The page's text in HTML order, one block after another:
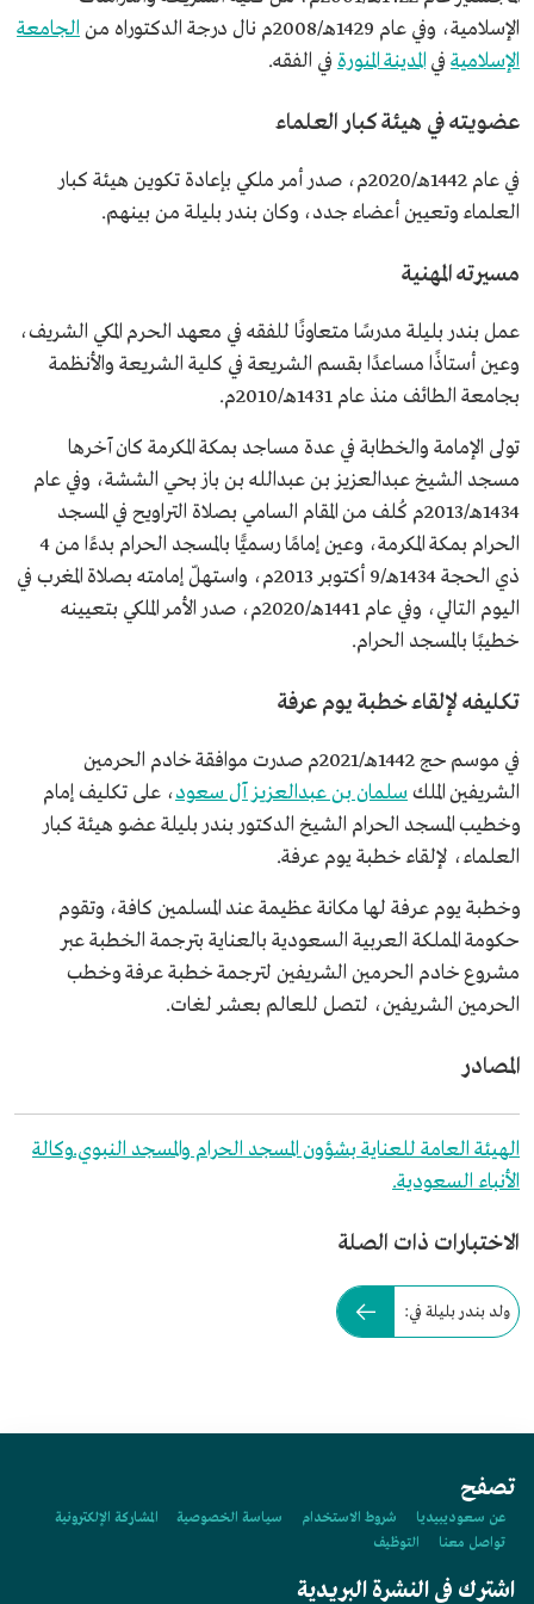
أم القرى.
دكتوراه في الفقه من الجامعة الإسلامية.
الإسلامية، وفي عام 1429هـ/2008م نال درجة الدكتوراه من
الجامعة
الإسلامية في المدينة المنورة في الفقه.
عضويته في هيئة كبار العلماء
في عام 1442هـ/2020م، صدر أمر ملكي بإعادة تكوين هيئة كبار
العلماء وتعيين أعضاء جدد، وكان بندر بليلة من بينهم.
مسيرته المهنية
عمل بندر بليلة مدرسًا متعاونًا للفقه في معهد الحرم المكي الشريف،
وعين أستاذًا مساعدًا بقسم الشريعة في كلية الشريعة والأنظمة
بجامعة الطائف منذ عام 1431هـ/2010م.
تولى الإمامة والخطابة في عدة مساجد بمكة المكرمة كان آخرها
مسجد الشيخ عبدالعزيز بن عبدالله بن باز بحي الششة، وفي عام
1434هـ/2013م كُلف من المقام السامي بصلاة التراويح في المسجد
الحرام بمكة المكرمة، وعين إمامًا رسميًّا بالمسجد الحرام بدءًا من 4
ذي الحجة 1434هـ/9 أكتوبر 2013م، واستهلّ إمامته بصلاة المغرب في
اليوم التالي، وفي عام 1441هـ/2020م، صدر الأمر الملكي بتعيينه
خطيبًا بالمسجد الحرام.
تكليفه لإلقاء خطبة يوم عرفة
في موسم حج 1442هـ/2021م صدرت موافقة خادم الحرمين
الشريفين الملك سلمان بن عبدالعزيز آل سعود، على تكليف إمام
وخطيب المسجد الحرام الشيخ الدكتور بندر بليلة عضو هيئة كبار
العلماء، لإلقاء خطبة يوم عرفة.
وخطبة يوم عرفة لها مكانة عظيمة عند المسلمين كافة، وتقوم
حكومة المملكة العربية السعودية بالعناية بترجمة الخطبة عبر
مشروع خادم الحرمين الشريفين لترجمة خطبة عرفة وخطب
الحرمين الشريفين، لتصل للعالم بعشر لغات.
المصادر
الهيئة العامة للعناية بشؤون المسجد الحرام والمسجد النبوي.وكالة
الأنباء السعودية.
الاختبارات ذات الصلة
ولد بندر بليلة في:
تصفح
عن سعوديبيديا شروط الاستخدام سياسة الخصوصية
المشاركة الإلكترونية
تواصل معنا
التوظيف
اشترك في النشرة البريدية